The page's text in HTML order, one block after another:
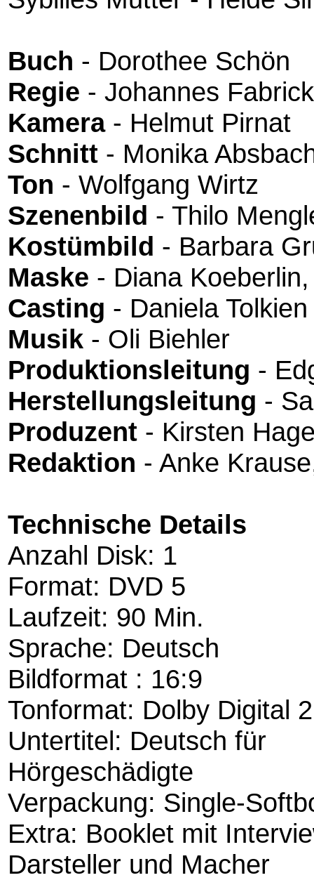
Buch - Dorothee Schön
Regie - Johannes Fabrick
Kamera- Helmut Pirnat
Schnitt - Monika
Ton - Wolfgang Wirtz
Szenenbild - Thilo
Kostümbild - Barbara
Maske - Diana
Casting - Daniela Tolkien
Musik - Oli Biehler
Produktionsleitung -
Herstellungsleitung -
Produzent - Kirsten
Redaktion - Anke
Technische Details
Anzahl Disk: 1
Format: DVD 5
Laufzeit: 90 Min.
Sprache: Deutsch
Bildformat : 16:9
Tonformat: Dolby Digital
Untertitel: Deutsch für
Hörgeschädigte
Verpackung: Single-
Extra: Booklet mit
Darsteller und Macher